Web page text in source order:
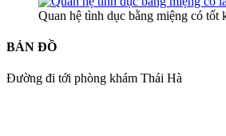
Quan hệ tình dục bằng miệng có tốt
BẢN ĐỒ
Đường đi tới phòng khám Thái Hà